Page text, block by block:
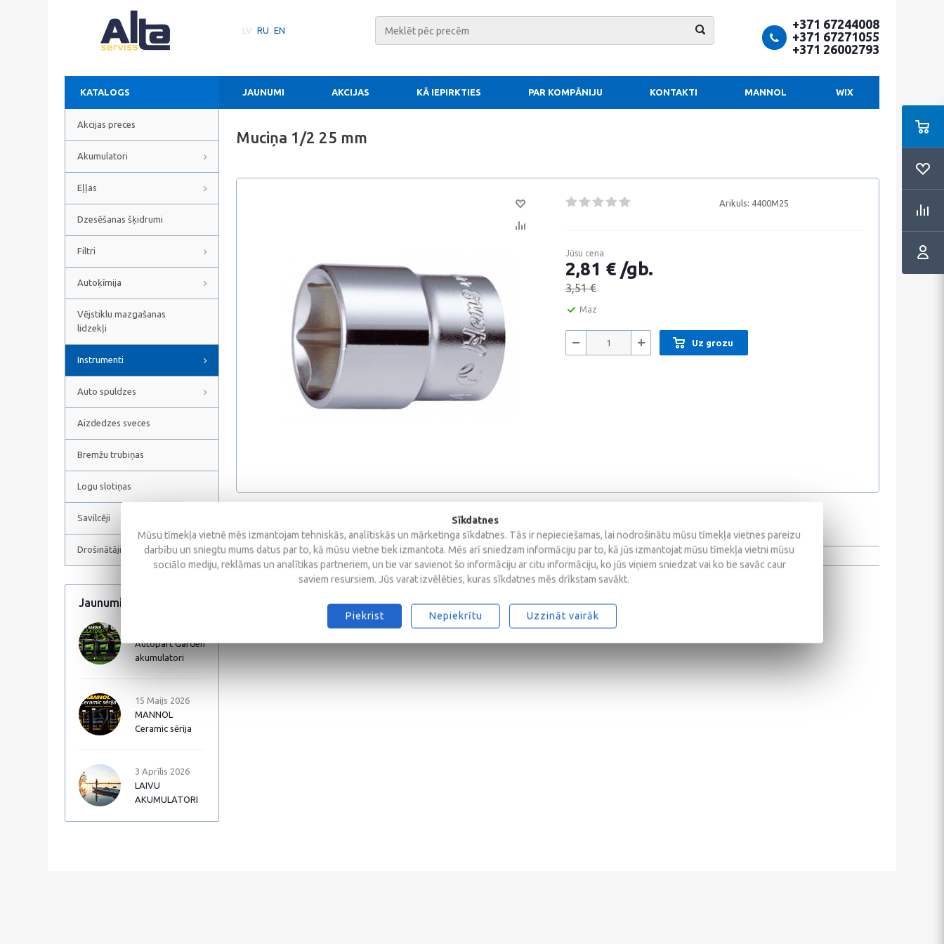
LV RU EN
+371 67244008
+371 67271055
+371 26002793
KATALOGS JAUNUMI AKCIJAS KĀ IEPIRKTIES PAR KOMPĀNIJU KONTAKTI MANNOL WIX
Akcijas preces
Akumulatori
Eļļas
Dzesēšanas šķidrumi
Filtri
Autoķīmija
Vējstiklu mazgašanas
lidzekļi
Instrumenti
Auto spuldzes
Aizdedzes sveces
Bremžu trubiņas
Logu slotiņas
Savilcēji
Drošinātāji
Jaunumi
Autopart Garden
akumulatori
15 Maijs 2026
MANNOL
Ceramic sērija
3 Aprīlis 2026
LAIVU
AKUMULATORI
Muciņa 1/2 25 mm
Arikuls: 4400M25
Jūsu cena
2,81 € /gb.
3,51 €
Maz
Uz grozu
Atsauksmes
Sīkdatnes
Mūsu tīmekļa vietnē mēs izmantojam tehniskās, analītiskās un mārketinga sīkdatnes. Tās ir nepieciešamas, lai nodrošinātu mūsu tīmekļa vietnes pareizu
darbību un sniegtu mums datus par to, kā mūsu vietne tiek izmantota. Mēs arī sniedzam informāciju par to, kā jūs izmantojat mūsu tīmekļa vietni mūsu
sociālo mediju, reklāmas un analītikas partneriem, un tie var savienot šo informāciju ar citu informāciju, ko jūs viņiem sniedzat vai ko tie savāc caur
saviem resursiem. Jūs varat izvēlēties, kuras sīkdatnes mēs drīkstam savākt.
Piekrist Nepiekrītu Uzzināt vairāk